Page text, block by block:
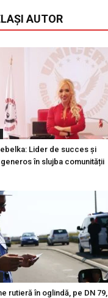
AUTOR
Lider de succes și
în slujba comunității
rutieră în oglindă, pe DN 79,